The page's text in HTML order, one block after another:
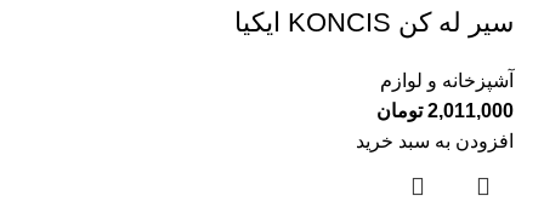
سير له كن KONCIS ايكيا
آشپزخانه و لوازم
2,011,000 تومان
افزودن به سبد خرید